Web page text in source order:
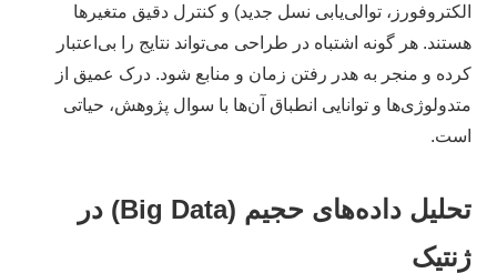
الکتروفورز، توالی‌یابی نسل جدید) و کنترل دقیق متغیرها
هستند. هر گونه اشتباه در طراحی می‌تواند نتایج را بی‌اعتبار
کرده و منجر به هدر رفتن زمان و منابع شود. درک عمیق از
متدولوژی‌ها و توانایی انطباق آن‌ها با سوال پژوهش، حیاتی
است.
تحلیل داده‌های حجیم (Big Data) در
ژنتیک